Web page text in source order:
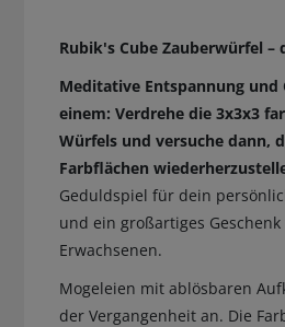
Rubik's Cube Zauberwürfel –
Meditative Entspannung und
einem: Verdrehe die 3x3x3
Würfels und versuche dann,
Farbflächen
Geduldspiel für dein
und ein großartiges
Erwachsenen.
Mogeleien mit ablösbaren
der Vergangenheit an. Die